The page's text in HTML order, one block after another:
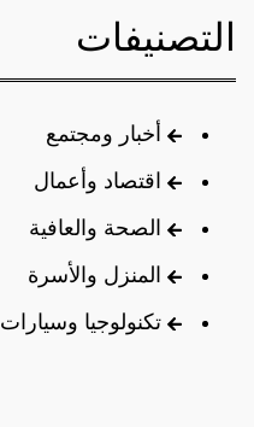
التصنيفات
أخبار ومجتمع
اقتصاد وأعمال
الصحة والعافية
المنزل والأسرة
تكنولوجيا وسيارات